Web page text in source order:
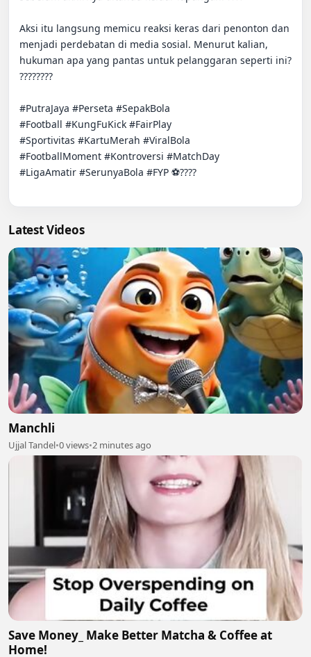
Aksi itu langsung memicu reaksi keras dari penonton dan
menjadi perdebatan di media sosial. Menurut kalian,
hukuman apa yang pantas untuk pelanggaran seperti ini?
????????
#PutraJaya #Perseta #SepakBola
#Football #KungFuKick #FairPlay
#Sportivitas #KartuMerah #ViralBola
#FootballMoment #Kontroversi #MatchDay
#LigaAmatir #SerunyaBola #FYP ⚽????
Latest Videos
Manchli
Ujjal Tandel•0 views•2 minutes ago
Save Money_ Make Better Matcha & Coffee at
Home!